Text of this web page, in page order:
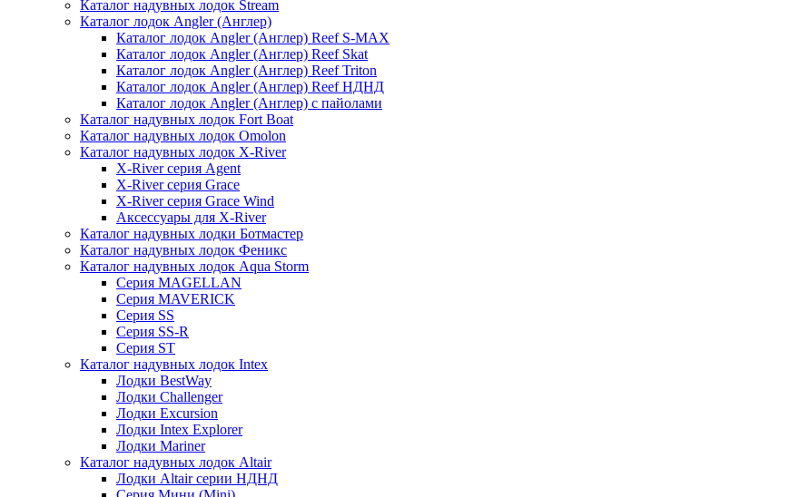
Каталог надувных лодок Stream
Каталог лодок Angler (Англер)
Каталог лодок Angler (Англер) Reef S-MAX
Каталог лодок Angler (Англер) Reef Skat
Каталог лодок Angler (Англер) Reef Triton
Каталог лодок Angler (Англер) Reef НДНД
Каталог лодок Angler (Англер) с пайолами
Каталог надувных лодок Fort Boat
Каталог надувных лодок Omolon
Каталог надувных лодок X-River
X-River серия Agent
X-River серия Grace
X-River серия Grace Wind
Аксессуары для X-River
Каталог надувных лодки Ботмастер
Каталог надувных лодок Феникc
Каталог надувных лодок Aqua Storm
Серия MAGELLAN
Серия MAVERICK
Серия SS
Серия SS-R
Серия ST
Каталог надувных лодок Intex
Лодки BestWay
Лодки Challenger
Лодки Excursion
Лодки Intex Explorer
Лодки Mariner
Каталог надувных лодок Altair
Лодки Altair серии НДНД